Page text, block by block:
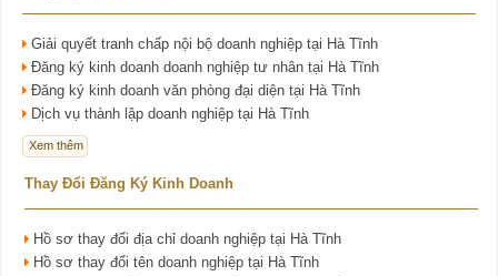
Giải quyết tranh chấp nội bộ doanh nghiệp tại Hà Tĩnh
Đăng ký kinh doanh doanh nghiệp tư nhân tại Hà Tĩnh
Đăng ký kinh doanh văn phòng đại diện tại Hà Tĩnh
Dịch vụ thành lập doanh nghiệp tại Hà Tĩnh
Xem thêm
Thay Đổi Đăng Ký Kinh Doanh
Hồ sơ thay đổi địa chỉ doanh nghiệp tại Hà Tĩnh
Hồ sơ thay đổi tên doanh nghiệp tại Hà Tĩnh